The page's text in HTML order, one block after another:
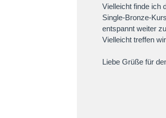
Vielleicht finde ich
Single-Bronze-
entspannt weiter
Vielleicht treffen
Liebe Grüße für